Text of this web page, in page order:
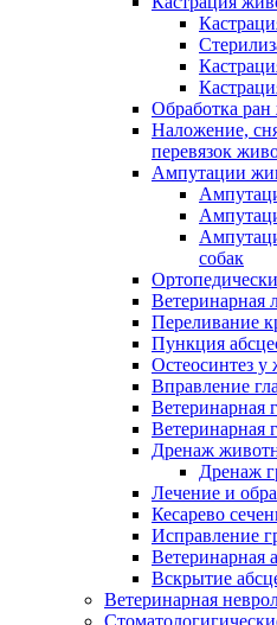
Обработка
Наложение,
перевязок
Ампутации
собак
Ветеринарная
Переливание
Пункция
Остеосинтез
Вправление
Ветеринарная
Ветеринарная
Дренаж
Дренаж
Лечение и
Кесарево
Исправление
Ветеринарная
Вскрытие
Ветеринарная